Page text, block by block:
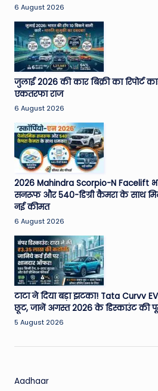
6 August 2026
जुलाई 2026 की कार बिक्री का रिपोर्ट
एकतरफा राज
6 August 2026
2026 Mahindra Scorpio-N Facelift
सनरूफ और 540-डिग्री कैमरा के साथ
नई कीमत
6 August 2026
टाटा ने दिया बड़ा झटका! Tata Curvv
छूट, जानें अगस्त 2026 के डिस्काउंट की
5 August 2026
Aadhaar